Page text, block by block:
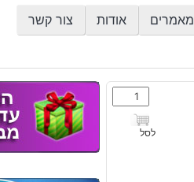
מאמרים אודות צור קשר
כמות
של
רוז
לסל